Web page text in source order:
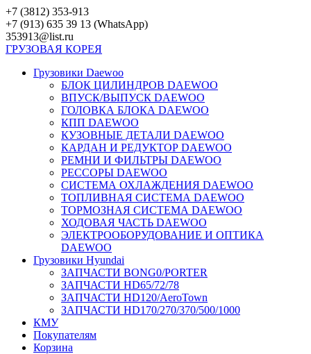
Перейти
к
контенту
+7 (3812) 353-913
+7 (913) 635 39 13 (WhatsApp)
353913@list.ru
ГРУЗОВАЯ КОРЕЯ
Грузовики Daewoo
БЛОК ЦИЛИНДРОВ DAEWOO
ВПУСК/ВЫПУСК DAEWOO
ГОЛОВКА БЛОКА DAEWOO
КПП DAEWOO
КУЗОВНЫЕ ДЕТАЛИ DAEWOO
КАРДАН И РЕДУКТОР DAEWOO
РЕМНИ И ФИЛЬТРЫ DAEWOO
РЕССОРЫ DAEWOO
СИСТЕМА ОХЛАЖДЕНИЯ DAEWOO
ТОПЛИВНАЯ СИСТЕМА DAEWOO
ТОРМОЗНАЯ СИСТЕМА DAEWOO
ХОДОВАЯ ЧАСТЬ DAEWOO
ЭЛЕКТРООБОРУДОВАНИЕ И ОПТИКА
DAEWOO
Грузовики Hyundai
ЗАПЧАСТИ BONG0/PORTER
ЗАПЧАСТИ HD65/72/78
ЗАПЧАСТИ HD120/AeroTown
ЗАПЧАСТИ HD170/270/370/500/1000
КМУ
Покупателям
Корзина